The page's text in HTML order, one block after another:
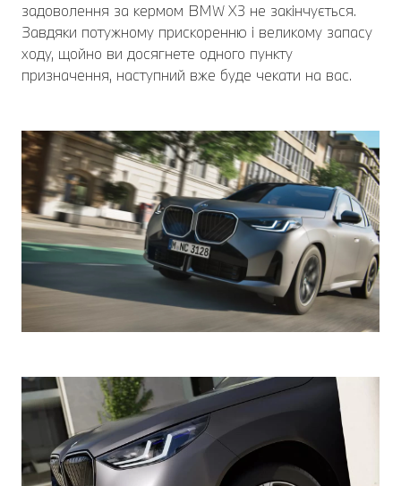
задоволення за кермом BMW X3 не закінчується.
Завдяки потужному прискоренню і великому запасу
ходу, щойно ви досягнете одного пункту
призначення, наступний вже буде чекати на вас.